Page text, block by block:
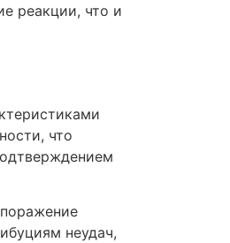
реакции, что и
что
неудач,